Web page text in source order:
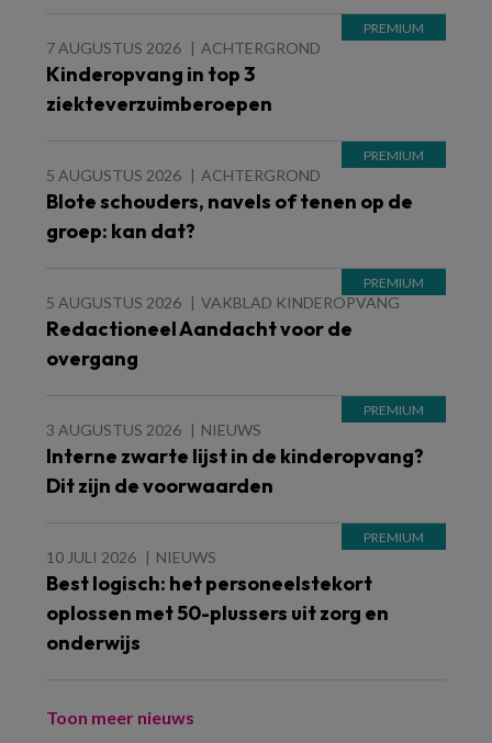
7 AUGUSTUS 2026 ACHTERGROND
Kinderopvang in top 3
ziekteverzuimberoepen
5 AUGUSTUS 2026 ACHTERGROND
Blote schouders, navels of tenen op de
groep: kan dat?
5 AUGUSTUS 2026 VAKBLAD KINDEROPVANG
Redactioneel Aandacht voor de
overgang
3 AUGUSTUS 2026 NIEUWS
Interne zwarte lijst in de kinderopvang?
Dit zijn de voorwaarden
10 JULI 2026 NIEUWS
Best logisch: het personeelstekort
oplossen met 50-plussers uit zorg en
onderwijs
Toon meer nieuws